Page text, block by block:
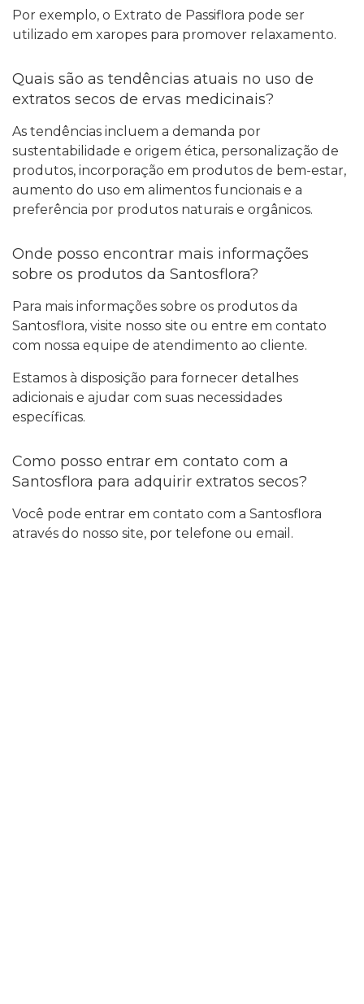
Por exemplo, o Extrato de Passiflora pode ser
utilizado em xaropes para promover relaxamento.
Quais são as tendências atuais no uso de
extratos secos de ervas medicinais?
As tendências incluem a demanda por
sustentabilidade e origem ética, personalização de
produtos, incorporação em produtos de bem-estar,
aumento do uso em alimentos funcionais e a
preferência por produtos naturais e orgânicos.
Onde posso encontrar mais informações
sobre os produtos da Santosflora?
Para mais informações sobre os produtos da
Santosflora, visite nosso site ou entre em contato
com nossa equipe de atendimento ao cliente.
Estamos à disposição para fornecer detalhes
adicionais e ajudar com suas necessidades
específicas.
Como posso entrar em contato com a
Santosflora para adquirir extratos secos?
Você pode entrar em contato com a Santosflora
através do nosso site, por telefone ou email.